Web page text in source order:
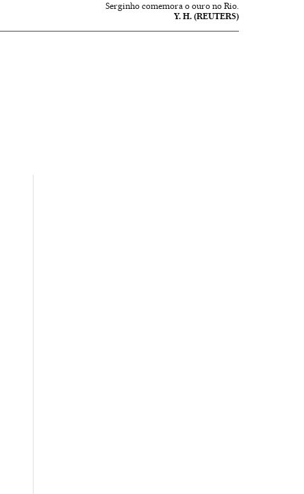
Serginho comemora o ouro no Rio.
Y. H. (REUTERS)